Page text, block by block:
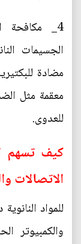
4_ مكافحة
الجسيمات
مضادة
معقمة مثل
للعدوى.
كيف تسهم
الاتصالات
للمواد
والكمبيوتر